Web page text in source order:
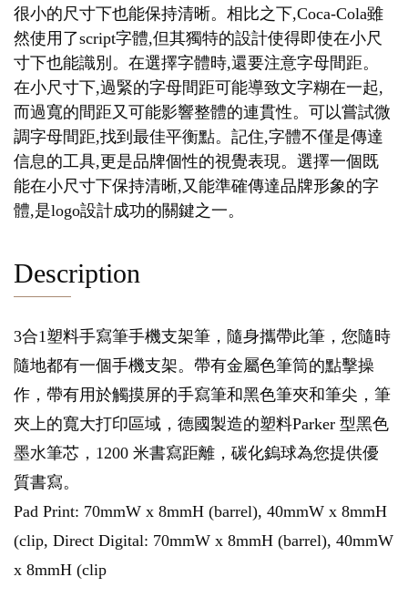
很小的尺寸下也能保持清晰。相比之下,Coca-Cola雖
然使用了script字體,但其獨特的設計使得即使在小尺
寸下也能識別。在選擇字體時,還要注意字母間距。
在小尺寸下,過緊的字母間距可能導致文字糊在一起,
而過寬的間距又可能影響整體的連貫性。可以嘗試微
調字母間距,找到最佳平衡點。記住,字體不僅是傳達
信息的工具,更是品牌個性的視覺表現。選擇一個既
能在小尺寸下保持清晰,又能準確傳達品牌形象的字
體,是logo設計成功的關鍵之一。
Description
3合1塑料手寫筆手機支架筆，隨身攜帶此筆，您隨時
隨地都有一個手機支架。帶有金屬色筆筒的點擊操
作，帶有用於觸摸屏的手寫筆和黑色筆夾和筆尖，筆
夾上的寬大打印區域，德國製造的塑料Parker 型黑色
墨水筆芯，1200 米書寫距離，碳化鎢球為您提供優
質書寫。
Pad Print: 70mmW x 8mmH (barrel), 40mmW x 8mmH
(clip, Direct Digital: 70mmW x 8mmH (barrel), 40mmW
x 8mmH (clip